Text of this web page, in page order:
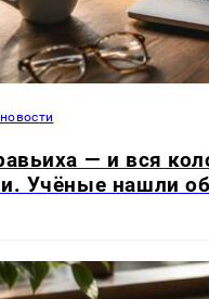
— и вся
Учёные нашли